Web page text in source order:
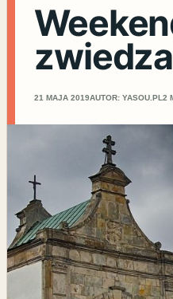
21 MAJA 2019AUTOR: YASOU.PL 2